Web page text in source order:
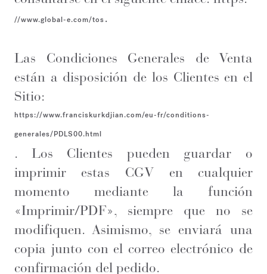
//www.global-e.com/tos.
Las Condiciones Generales de Venta
están a disposición de los Clientes en el
Sitio:
https://www.franciskurkdjian.com/eu-fr/conditions-
generales/PDLS00.html
. Los Clientes pueden guardar o
imprimir estas CGV en cualquier
momento mediante la función
«Imprimir/PDF», siempre que no se
modifiquen. Asimismo, se enviará una
copia junto con el correo electrónico de
confirmación del pedido.